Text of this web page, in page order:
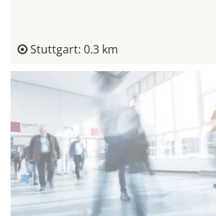
Stuttgart: 0.3 km